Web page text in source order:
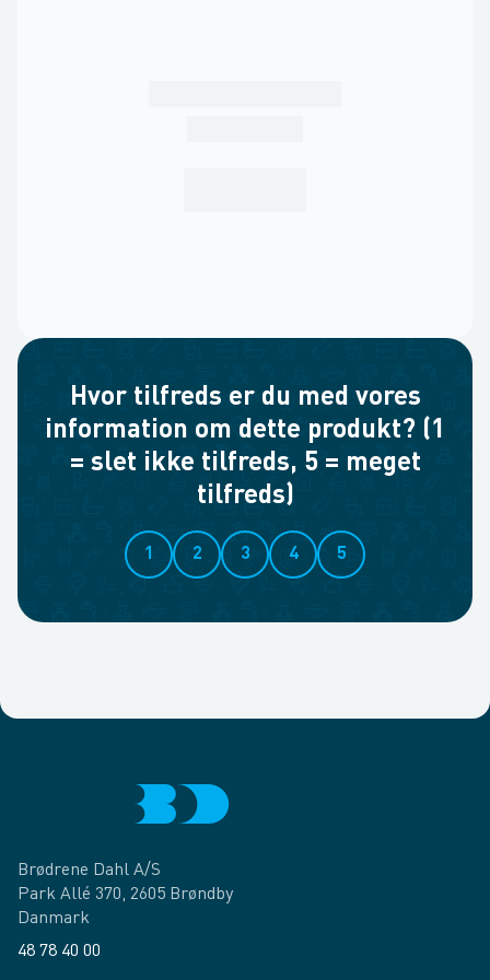
Hvor tilfreds er du med vores
information om dette produkt? (1
= slet ikke tilfreds, 5 = meget
tilfreds)
1 2 3 4 5
Brødrene Dahl A/S
Park Allé 370, 2605 Brøndby
Danmark
48 78 40 00